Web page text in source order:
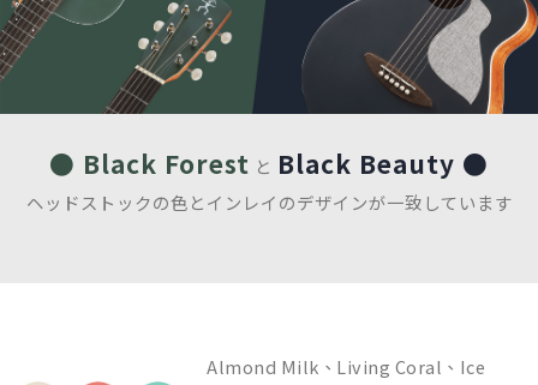
● Black Forest と Black Beauty ●
ヘッドストックの色とインレイのデザインが一致しています
Almond Milk、Living Coral、Ice